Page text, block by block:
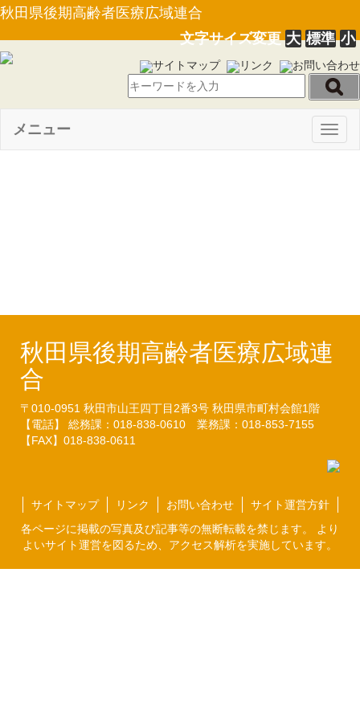
秋田県後期高齢者医療広域連合
文字サイズ変更大 標準 小
サイトマップ リンク お問い合わせ
メニュー
秋田県後期高齢者医療広域連
合
〒010-0951 秋田市山王四丁目2番3号 秋田県市町村会館1階
【電話】 総務課：018-838-0610 業務課：018-853-7155
【FAX】018-838-0611
サイトマップ リンク お問い合わせ
サイト運営方針
各ページに掲載の写真及び記事等の無断転載を禁じます。 より
よいサイト運営を図るため、アクセス解析を実施しています。